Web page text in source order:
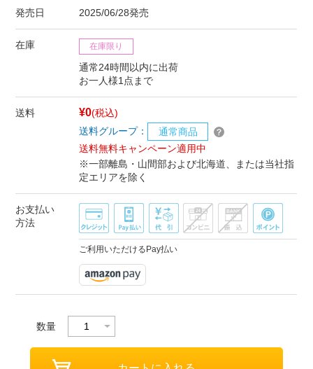
発売日 2025/06/28発売
在庫 在庫限り
通常24時間以内に出荷
お一人様1点まで
送料 ¥0(税込)
送料グループ：
通常商品
送料無料キャンペーン適用中
※一部離島・山間部および北海道、または当社指
定エリアを除く
お支払い
方法
ご利用いただけるPay払い
数量